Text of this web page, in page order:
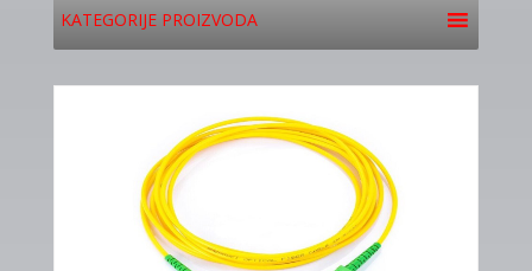
KATEGORIJE PROIZVODA